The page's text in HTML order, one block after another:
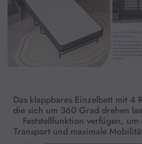
Das klappbares Einzelbett mit 4
die sich um 360 Grad drehen
Feststellfunktion verfügen,
Transport und maximale